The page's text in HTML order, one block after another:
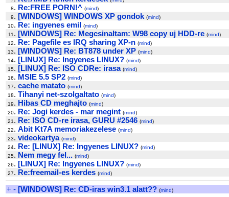
8. Re:FREE PORN!^ (mind)
9. [WINDOWS] WINDOWS XP gondok (mind)
10. Re: ingyenes emil (mind)
11 . [WINDOWS] Re: Megcsinaltam: W98 copy uj HDD-re (mind)
12. Re: Pagefile es IRQ sharing XP-n (mind)
13. [WINDOWS] Re: BT878 under XP (mind)
14. [LINUX] Re: Ingyenes LINUX? (mind)
15. [LINUX] Re: ISO CDRe: irasa (mind)
16. MSIE 5.5 SP2 (mind)
17. cache matato (mind)
18. Tihanyi net-szolgaltato (mind)
19. Hibas CD meghajto (mind)
20. Re: Jogi kerdes - mar megint (mind)
21 . Re: ISO CD-re irasa, GURU #2546 (mind)
22. Abit Kt7A memoriakezelese (mind)
23. videokartya (mind)
24. Re: [LINUX] Re: Ingyenes LINUX? (mind)
25. Nem megy fel... (mind)
26. [LINUX] Re: Ingyenes LINUX? (mind)
27. Re:freemail-es kerdes (mind)
+ - [WINDOWS] Re: CD-iras win3.1 alatt?? (mind)